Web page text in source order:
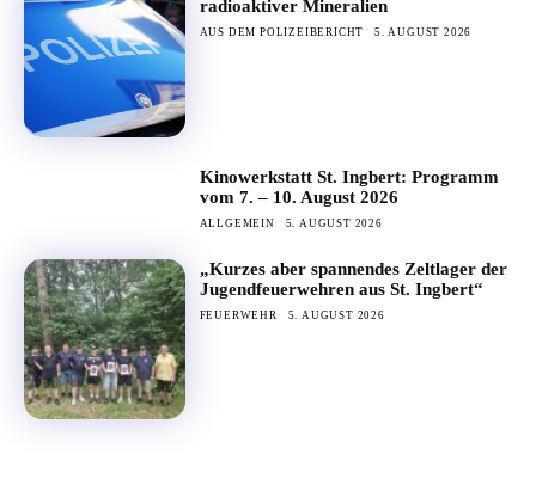
radioaktiver Mineralien
AUS DEM POLIZEIBERICHT 5. AUGUST 2026
Kinowerkstatt St. Ingbert: Programm
vom 7. – 10. August 2026
ALLGEMEIN 5. AUGUST 2026
„Kurzes aber spannendes Zeltlager der
Jugendfeuerwehren aus St. Ingbert“
FEUERWEHR 5. AUGUST 2026